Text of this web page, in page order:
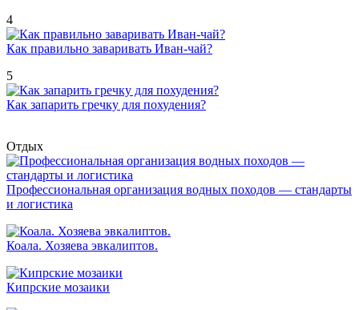
4
Как правильно заваривать Иван-чай?
5
Как запарить гречку для похудения?
Отдых
Профессиональная организация водных походов — стандарты
и логистика
Коала. Хозяева эвкалиптов.
Кипрские мозаики